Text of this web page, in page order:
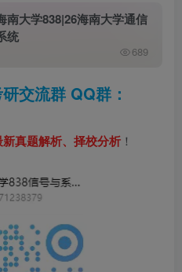
南大学838|26海南大学通信
统
689
交流群 QQ群：
新真题解析、择校分析 ！